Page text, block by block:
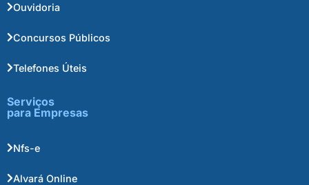
Ouvidoria
Concursos Públicos
Telefones Úteis
Serviços
para Empresas
Nfs-e
Alvará Online